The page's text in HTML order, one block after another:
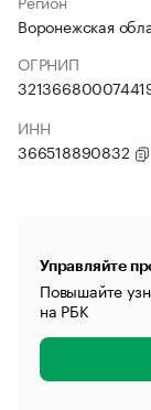
Воронежская
ОГРНИП
ИНН
366518890832
Управляйте
Повышайте
на РБК